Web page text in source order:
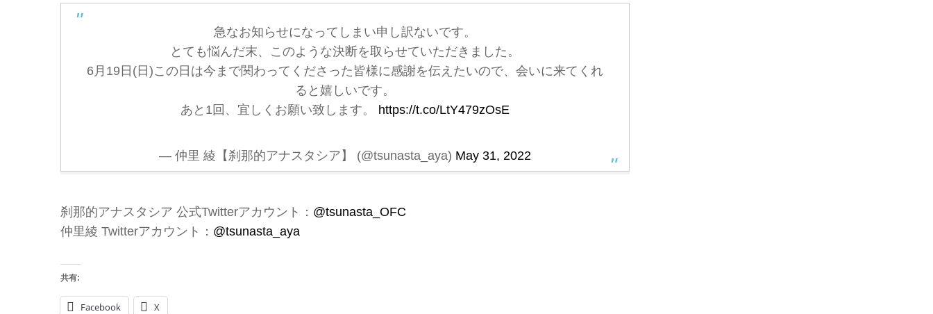
急なお知らせになってしまい申し訳ないです。
とても悩んだ末、このような決断を取らせていただきました。
6月19日(日)この日は今まで関わってくださった皆様に感謝を伝えたいので、会いに来てくれ
ると嬉しいです。
あと1回、宜しくお願い致します。 https://t.co/LtY479zOsE
— 仲里 綾【刹那的アナスタシア】 (@tsunasta_aya) May 31, 2022
刹那的アナスタシア 公式Twitterアカウント： @tsunasta_OFC
仲里綾 Twitterアカウント： @tsunasta_aya
共有:
Facebook X